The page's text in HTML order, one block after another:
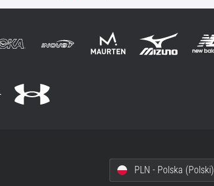
PLN - Polska (Polski)